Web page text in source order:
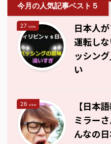
今月の人気記事ベスト５
27 view
日本人
運転し
ッシン
い
26 view
【日本
ミラー
んなの